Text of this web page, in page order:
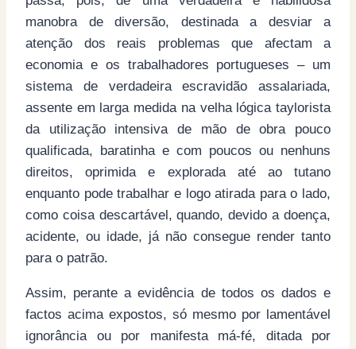
manobra de diversão, destinada a desviar a
atenção dos reais problemas que afectam a
economia e os trabalhadores portugueses – um
sistema de verdadeira escravidão assalariada,
assente em larga medida na velha lógica taylorista
da utilização intensiva de mão de obra pouco
qualificada, baratinha e com poucos ou nenhuns
direitos, oprimida e explorada até ao tutano
enquanto pode trabalhar e logo atirada para o lado,
como coisa descartável, quando, devido a doença,
acidente, ou idade, já não consegue render tanto
para o patrão.
Assim, perante a evidência de todos os dados e
factos acima expostos, só mesmo por lamentável
ignorância ou por manifesta má-fé, ditada por